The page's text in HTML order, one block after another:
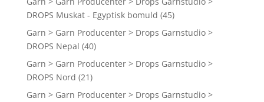
DROPS Muskat - Egyptisk bomuld (45)
Garn > Garn Producenter > Drops Garnstudio >
DROPS Nepal (40)
Garn > Garn Producenter > Drops Garnstudio >
DROPS Nord (21)
Garn > Garn Producenter > Drops Garnstudio >